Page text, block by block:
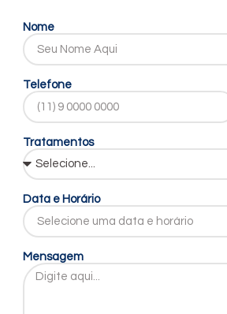
Nome
Telefone
Tratamentos
Data e Horário
Mensagem